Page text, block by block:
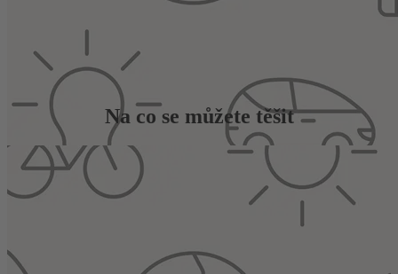
Sobota 5. září 2026 od 13 hod., Sokolský
ostrov, České Budějovice
Na co se můžete těšit